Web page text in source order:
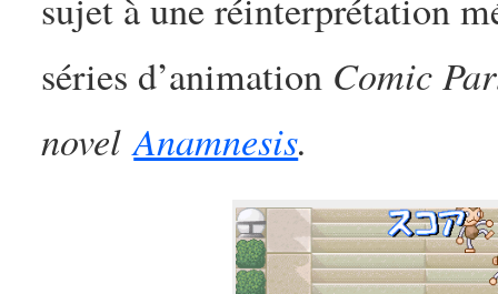
séries d’animation Comic
novelAnamnesis.